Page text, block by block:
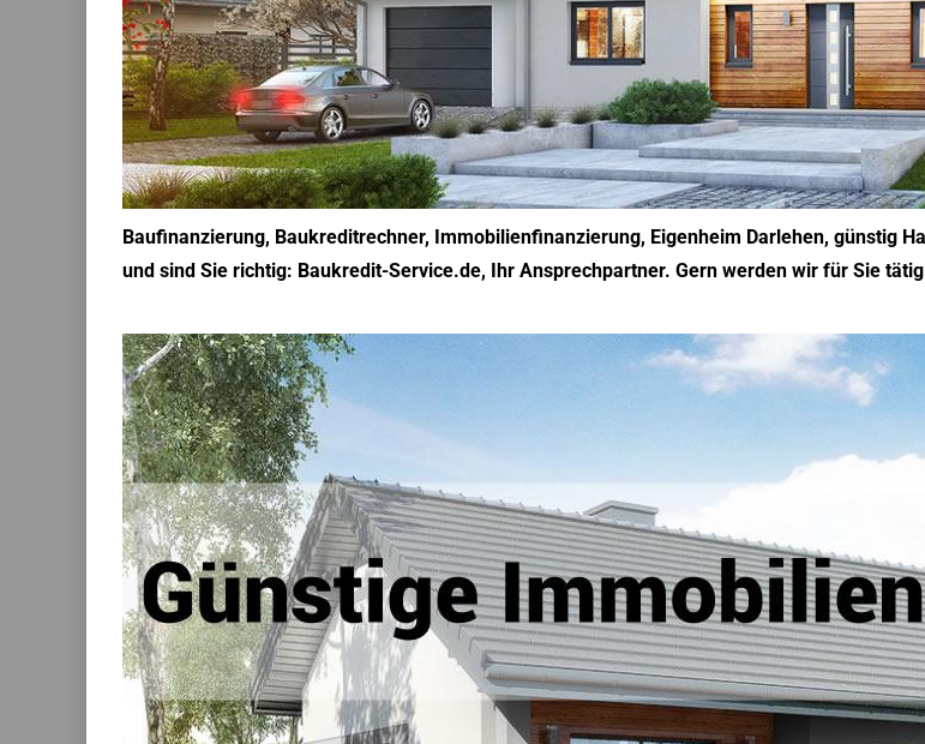
Baufinanzierung, Baukreditrechner, Immobilienfinanzierung, Eigenheim Darlehen, günstig
und sind Sie richtig: Baukredit-Service.de, Ihr Ansprechpartner. Gern werden wir für Sie